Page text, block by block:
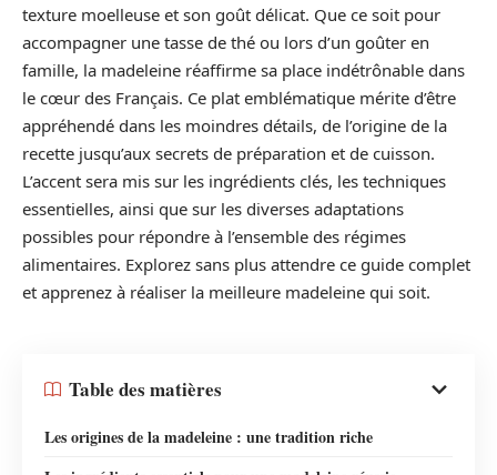
texture moelleuse et son goût délicat. Que ce soit pour
accompagner une tasse de thé ou lors d’un goûter en
famille, la madeleine réaffirme sa place indétrônable dans
le cœur des Français. Ce plat emblématique mérite d’être
appréhendé dans les moindres détails, de l’origine de la
recette jusqu’aux secrets de préparation et de cuisson.
L’accent sera mis sur les ingrédients clés, les techniques
essentielles, ainsi que sur les diverses adaptations
possibles pour répondre à l’ensemble des régimes
alimentaires. Explorez sans plus attendre ce guide complet
et apprenez à réaliser la meilleure madeleine qui soit.
Table des matières
Les origines de la madeleine : une tradition riche